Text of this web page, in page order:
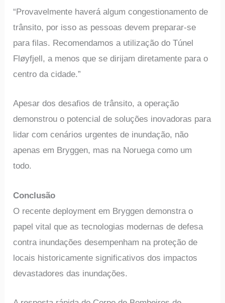
“Provavelmente haverá algum congestionamento de
trânsito, por isso as pessoas devem preparar-se
para filas. Recomendamos a utilização do Túnel
Fløyfjell, a menos que se dirijam diretamente para o
centro da cidade.”
Apesar dos desafios de trânsito, a operação
demonstrou o potencial de soluções inovadoras para
lidar com cenários urgentes de inundação, não
apenas em Bryggen, mas na Noruega como um
todo.
Conclusão
O recente deployment em Bryggen demonstra o
papel vital que as tecnologias modernas de defesa
contra inundações desempenham na proteção de
locais historicamente significativos dos impactos
devastadores das inundações.